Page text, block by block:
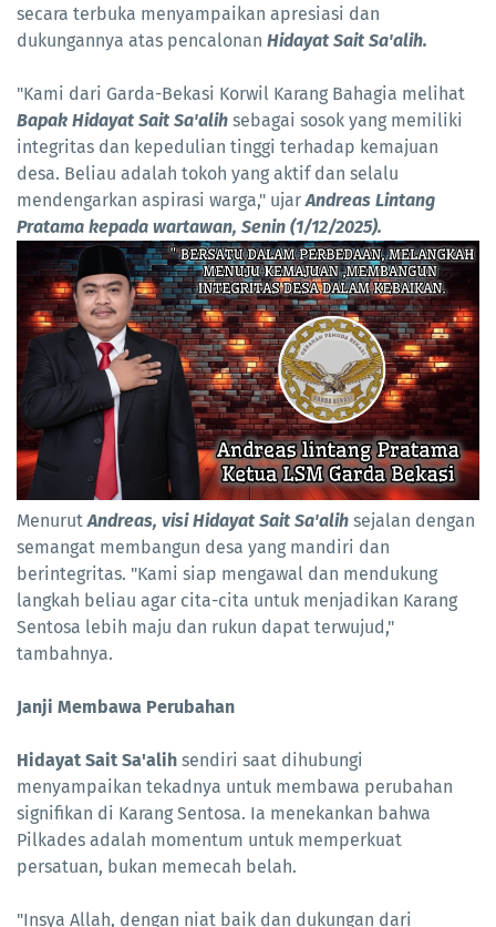
secara terbuka menyampaikan apresiasi dan
dukungannya atas pencalonan Hidayat Sait Sa'alih.
​"Kami dari Garda-Bekasi Korwil Karang Bahagia melihat
Bapak Hidayat Sait Sa'alih sebagai sosok yang memiliki
integritas dan kepedulian tinggi terhadap kemajuan
desa. Beliau adalah tokoh yang aktif dan selalu
mendengarkan aspirasi warga," ujarAndreas Lintang
Pratama kepada wartawan, Senin (1/12/2025).
MenurutAndreas, visi Hidayat Sait Sa'alih sejalan dengan
semangat membangun desa yang mandiri dan
berintegritas. "Kami siap mengawal dan mendukung
langkah beliau agar cita-cita untuk menjadikan Karang
Sentosa lebih maju dan rukun dapat terwujud,"
tambahnya.
Janji Membawa Perubahan
Hidayat Sait Sa'alih sendiri saat dihubungi
menyampaikan tekadnya untuk membawa perubahan
signifikan di Karang Sentosa. Ia menekankan bahwa
Pilkades adalah momentum untuk memperkuat
persatuan, bukan memecah belah.
​"Insya Allah, dengan niat baik dan dukungan dari